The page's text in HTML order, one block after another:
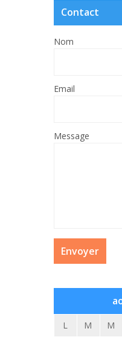
Contact
Nom
Email
Message
L M M